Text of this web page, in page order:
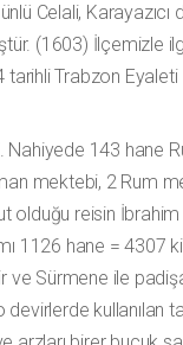
Celali, Karayazıcı
(1603) İlçemizle
tarihli Trabzon Eyaleti
Nahiyede 143 hane
mektebi, 2 Rum
olduğu reisin İbrahim
1126 hane = 4307
ve Sürmene ile
devirlerde kullanılan